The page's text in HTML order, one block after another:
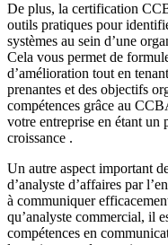
De plus, la certification
outils pratiques pour
systèmes au sein d’une
Cela vous permet de
d’amélioration tout en
prenantes et des objectifs
compétences grâce au
votre entreprise en étant un
croissance .
Un autre aspect important
d’analyste d’affaires par
à communiquer
qu’analyste commercial, il
compétences en